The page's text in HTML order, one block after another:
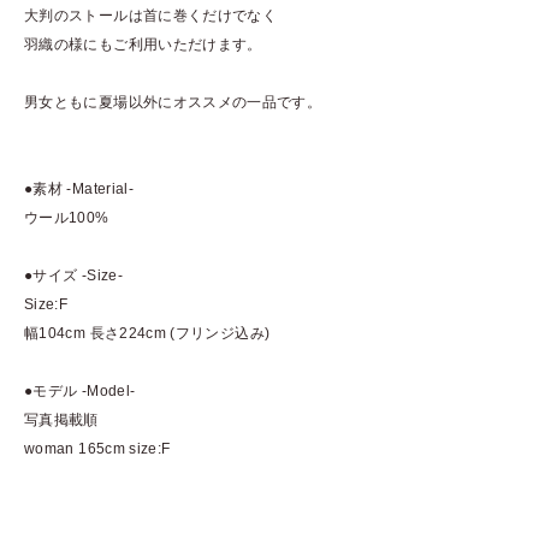
大判のストールは首に巻くだけでなく
羽織の様にもご利用いただけます。
男女ともに夏場以外にオススメの一品です。
●素材 -Material-
ウール100%
●サイズ -Size-
Size:F
幅104cm 長さ224cm (フリンジ込み)
●モデル -Model-
写真掲載順
woman 165cm size:F